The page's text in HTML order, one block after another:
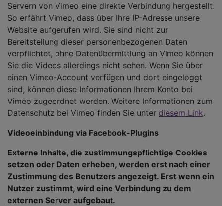
Servern von Vimeo eine direkte Verbindung hergestellt.
So erfährt Vimeo, dass über Ihre IP-Adresse unsere
Website aufgerufen wird. Sie sind nicht zur
Bereitstellung dieser personenbezogenen Daten
verpflichtet, ohne Datenübermittlung an Vimeo können
Sie die Videos allerdings nicht sehen. Wenn Sie über
einen Vimeo-Account verfügen und dort eingeloggt
sind, können diese Informationen Ihrem Konto bei
Vimeo zugeordnet werden. Weitere Informationen zum
Datenschutz bei Vimeo finden Sie unter diesem Link.
Videoeinbindung via Facebook-Plugins
Externe Inhalte, die zustimmungspflichtige Cookies
setzen oder Daten erheben, werden erst nach einer
Zustimmung des Benutzers angezeigt. Erst wenn ein
Nutzer zustimmt, wird eine Verbindung zu dem
externen Server aufgebaut.